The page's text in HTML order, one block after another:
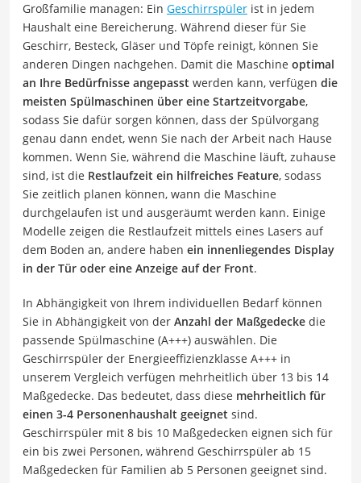
Großfamilie managen: Ein Geschirrspüler ist in jedem
Haushalt eine Bereicherung. Während dieser für Sie
Geschirr, Besteck, Gläser und Töpfe reinigt, können Sie
anderen Dingen nachgehen. Damit die Maschine optimal
an Ihre Bedürfnisse angepasst werden kann, verfügen die
meisten Spülmaschinen über eine Startzeitvorgabe,
sodass Sie dafür sorgen können, dass der Spülvorgang
genau dann endet, wenn Sie nach der Arbeit nach Hause
kommen. Wenn Sie, während die Maschine läuft, zuhause
sind, ist die Restlaufzeit ein hilfreiches Feature, sodass
Sie zeitlich planen können, wann die Maschine
durchgelaufen ist und ausgeräumt werden kann. Einige
Modelle zeigen die Restlaufzeit mittels eines Lasers auf
dem Boden an, andere haben ein innenliegendes Display
in der Tür oder eine Anzeige auf der Front.
In Abhängigkeit von Ihrem individuellen Bedarf können
Sie in Abhängigkeit von der Anzahl der Maßgedecke die
passende Spülmaschine (A+++) auswählen. Die
Geschirrspüler der Energieeffizienzklasse A+++ in
unserem Vergleich verfügen mehrheitlich über 13 bis 14
Maßgedecke. Das bedeutet, dass diese mehrheitlich für
einen 3-4 Personenhaushalt geeignet sind.
Geschirrspüler mit 8 bis 10 Maßgedecken eignen sich für
ein bis zwei Personen, während Geschirrspüler ab 15
Maßgedecken für Familien ab 5 Personen geeignet sind.